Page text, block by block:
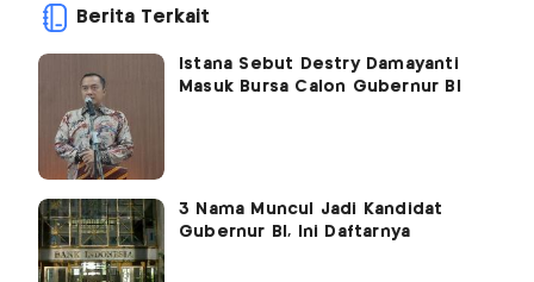
Berita Terkait
Istana Sebut Destry Damayanti
Masuk Bursa Calon Gubernur BI
3 Nama Muncul Jadi Kandidat
Gubernur BI, Ini Daftarnya